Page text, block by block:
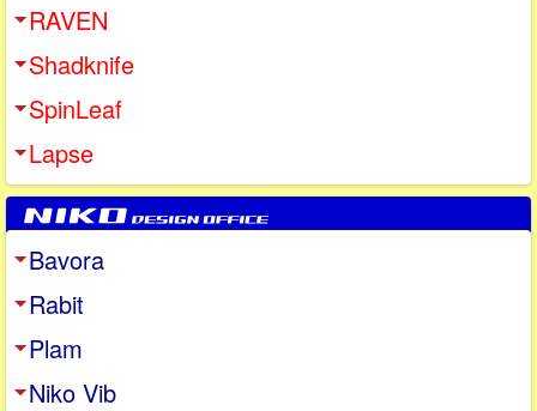
RAVEN
Shadknife
SpinLeaf
Lapse
Bavora
Rabit
Plam
Niko Vib